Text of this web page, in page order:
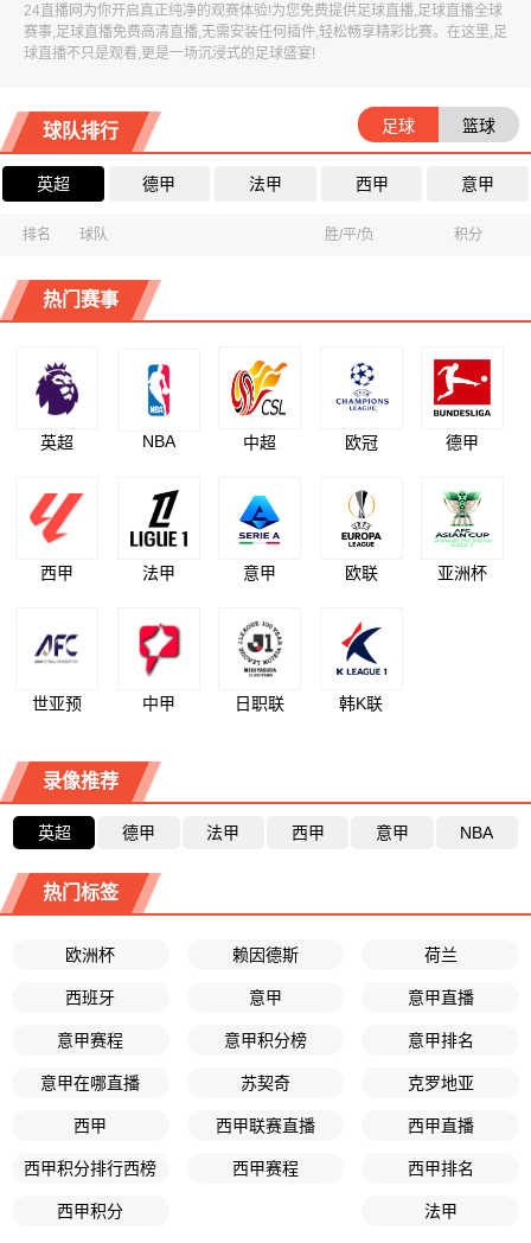
24直播网为你开启真正纯净的观赛体验!为您免费提供足球直播,足球直播全球
赛事,足球直播免费高清直播,无需安装任何插件,轻松畅享精彩比赛。在这里,足
球直播不只是观看,更是一场沉浸式的足球盛宴!
球队排行 足球 篮球
英超 德甲 法甲 西甲 意甲
排名 球队 胜/平/负 积分
热门赛事
英超 NBA 中超 欧冠 德甲
西甲 法甲 意甲 欧联 亚洲杯
世亚预 中甲 日职联 韩K联
录像推荐
英超 德甲 法甲 西甲 意甲 NBA
热门标签
欧洲杯 赖因德斯 荷兰
西班牙 意甲 意甲直播
意甲赛程 意甲积分榜 意甲排名
意甲在哪直播 苏契奇 克罗地亚
西甲 西甲联赛直播 西甲直播
西甲积分排行西榜 西甲赛程 西甲排名
西甲积分 法甲